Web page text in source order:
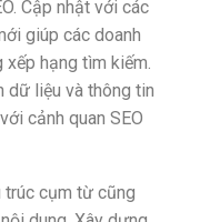
Cập nhật với các
giúp các doanh
hạng tìm kiếm.
dữ liệu và thông tin
cảnh quan SEO
trúc cụm từ cũng